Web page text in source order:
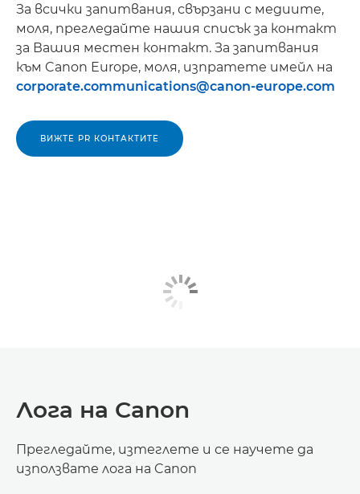
За всички запитвания, свързани с медиите,
моля, прегледайте нашия списък за контакт
за Вашия местен контакт. За запитвания
към Canon Europe, моля, изпратете имейл на
corporate.communications@canon-europe.com
ВИЖТЕ PR КОНТАКТИТЕ
Лога на Canon
Прегледайте, изтеглете и се научете да
използвате лога на Canon